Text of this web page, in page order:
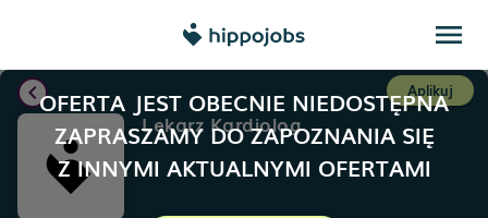
menu
OFERTA JEST OBECNIE NIEDOSTĘPNA
ZAPRASZAMY DO ZAPOZNANIA SIĘ
Z INNYMI AKTUALNYMI OFERTAMI
chevron_left Aplikuj
Lekarz Kardiolog